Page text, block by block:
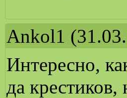
Ankol1
Интересно,
да